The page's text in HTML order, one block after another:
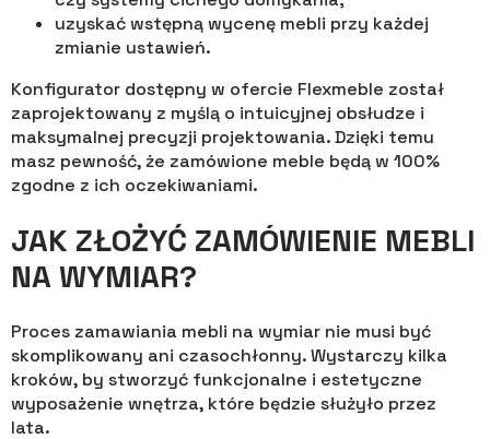
uzyskać wstępną wycenę mebli przy każdej
zmianie ustawień.
Konfigurator dostępny w ofercie Flexmeble został
zaprojektowany z myślą o intuicyjnej obsłudze i
maksymalnej precyzji projektowania. Dzięki temu
masz pewność, że zamówione meble będą w 100%
zgodne z ich oczekiwaniami.
JAK ZŁOŻYĆ ZAMÓWIENIE MEBLI
NA WYMIAR?
Proces zamawiania mebli na wymiar nie musi być
skomplikowany ani czasochłonny. Wystarczy kilka
kroków, by stworzyć funkcjonalne i estetyczne
wyposażenie wnętrza, które będzie służyło przez
lata.